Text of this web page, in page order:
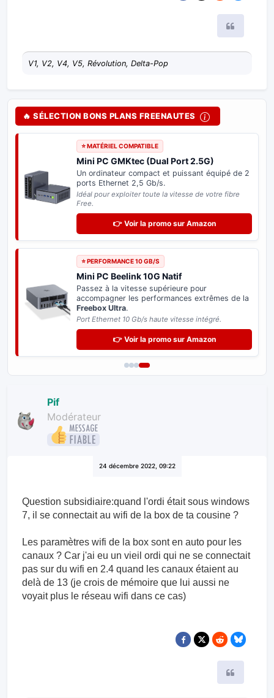
V1, V2, V4, V5, Révolution, Delta-Pop
🔥 SÉLECTION BONS PLANS FREENAUTES
⭐ MATÉRIEL COMPATIBLE
Mini PC GMKtec (Dual Port 2.5G)
Un ordinateur compact et puissant équipé de 2
ports Ethernet 2,5 Gb/s.
Idéal pour exploiter toute la vitesse de votre fibre
Free.
👉 Voir la promo sur Amazon
⭐ PERFORMANCE 10 GB/S
Mini PC Beelink 10G Natif
Passez à la vitesse supérieure pour
accompagner les performances extrêmes de la
Freebox Ultra.
Port Ethernet 10 Gb/s haute vitesse intégré.
👉 Voir la promo sur Amazon
Pif
Modérateur
24 décembre 2022, 09:22
Question subsidiaire:quand l'ordi était sous windows
7, il se connectait au wifi de la box de ta cousine ?
Les paramètres wifi de la box sont en auto pour les
canaux ? Car j'ai eu un vieil ordi qui ne se connectait
pas sur du wifi en 2.4 quand les canaux étaient au
delà de 13 (je crois de mémoire que lui aussi ne
voyait plus le réseau wifi dans ce cas)